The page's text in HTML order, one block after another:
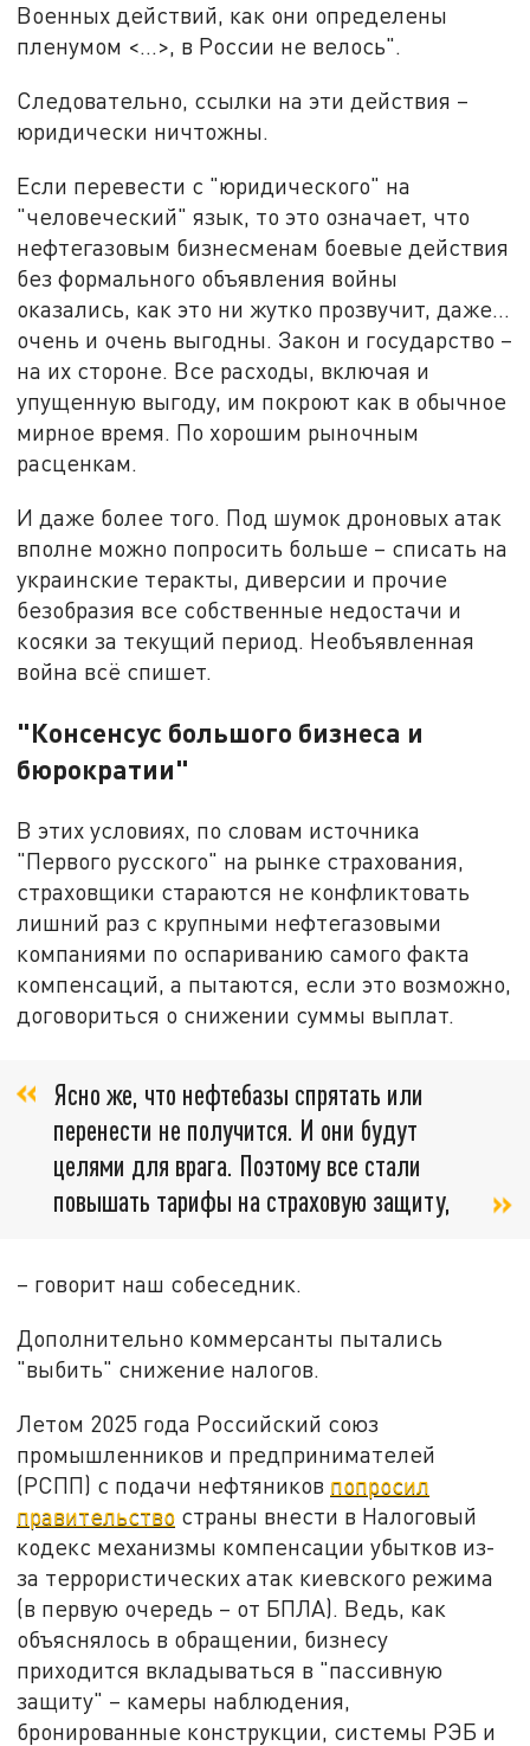
Военных действий, как они определены
пленумом <…>, в России не велось".
Следовательно, ссылки на эти действия –
юридически ничтожны.
Если перевести с "юридического" на
"человеческий" язык, то это означает, что
нефтегазовым бизнесменам боевые действия
без формального объявления войны
оказались, как это ни жутко прозвучит, даже…
очень и очень выгодны. Закон и государство –
на их стороне. Все расходы, включая и
упущенную выгоду, им покроют как в обычное
мирное время. По хорошим рыночным
расценкам.
И даже более того. Под шумок дроновых атак
вполне можно попросить больше – списать на
украинские теракты, диверсии и прочие
безобразия все собственные недостачи и
косяки за текущий период. Необъявленная
война всё спишет.
"Консенсус большого бизнеса и
бюрократии"
В этих условиях, по словам источника
"Первого русского" на рынке страхования,
страховщики стараются не конфликтовать
лишний раз с крупными нефтегазовыми
компаниями по оспариванию самого факта
компенсаций, а пытаются, если это возможно,
договориться о снижении суммы выплат.
Ясно же, что нефтебазы спрятать или
перенести не получится. И они будут
целями для врага. Поэтому все стали
повышать тарифы на страховую защиту,
– говорит наш собеседник.
Дополнительно коммерсанты пытались
"выбить" снижение налогов.
Летом 2025 года Российский союз
промышленников и предпринимателей
(РСПП) с подачи нефтяников попросил
правительство страны внести в Налоговый
кодекс механизмы компенсации убытков из-
за террористических атак киевского режима
(в первую очередь – от БПЛА). Ведь, как
объяснялось в обращении, бизнесу
приходится вкладываться в "пассивную
защиту" – камеры наблюдения,
бронированные конструкции, системы РЭБ и